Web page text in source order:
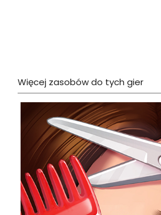
Więcej zasobów do tych gier